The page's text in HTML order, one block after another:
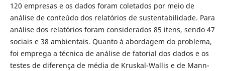
120 empresas e os dados foram coletados por meio de
análise de conteúdo dos relatórios de sustentabilidade. Para
análise dos relatórios foram considerados 85 itens, sendo 47
sociais e 38 ambientais. Quanto à abordagem do problema,
foi emprega a técnica de análise de fatorial dos dados e os
testes de diferença de média de Kruskal-Wallis e de Mann-